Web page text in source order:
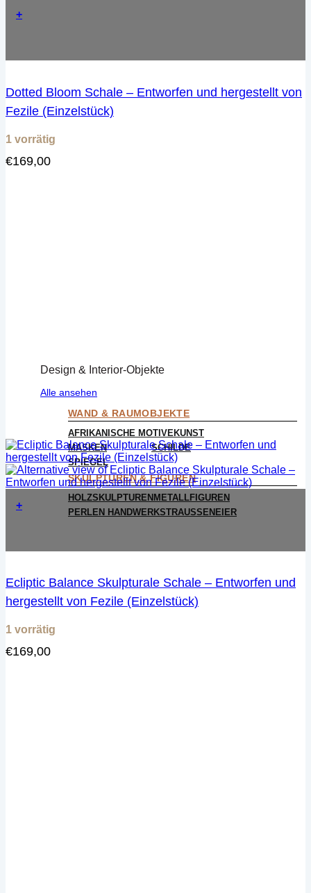
Design & Interior-Objekte
Alle ansehen
WAND & RAUMOBJEKTE
AFRIKANISCHE MOTIVEKUNST
MASKEN
SCHILDE
SPIEGEL
SKULPTUREN & FIGUREN
HOLZSKULPTURENMETALLFIGUREN
PERLEN HANDWERKSTRAUSSENEIER
+
Dotted Bloom Schale – Entworfen und hergestellt von
Fezile (Einzelstück)
1 vorrätig
€169,00
+
Ecliptic Balance Skulpturale Schale – Entworfen und
hergestellt von Fezile (Einzelstück)
1 vorrätig
€169,00